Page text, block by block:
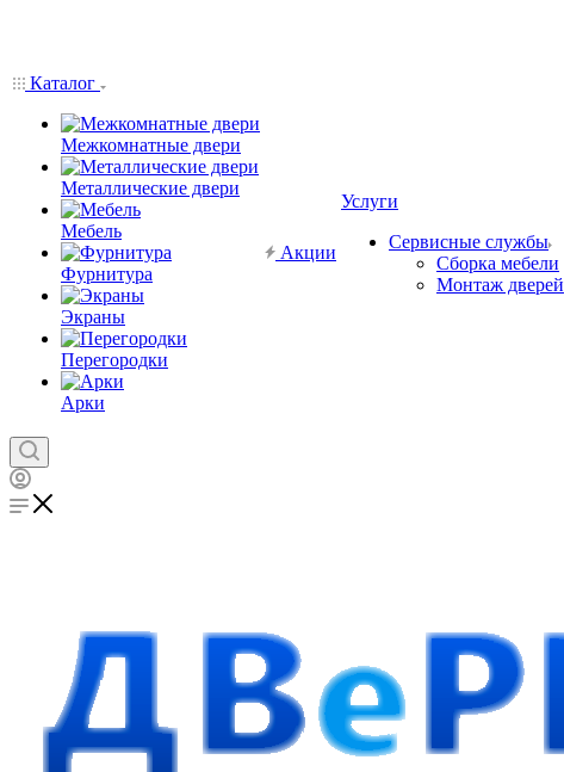
Каталог
Межкомнатные двери
Металлические двери
Мебель
Фурнитура
Экраны
Перегородки
Арки
Акции
Услуги
Сервисные службы
Сборка мебели
Монтаж дверей